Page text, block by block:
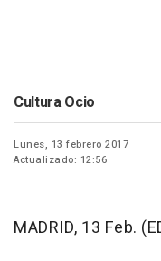
Cultura Ocio
Lunes, 13 febrero 2017
Actualizado: 12:56
MADRID, 13 Feb.